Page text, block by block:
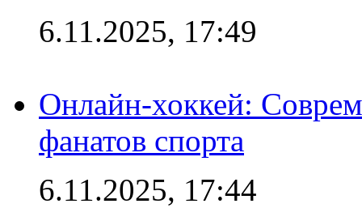
6.11.2025, 17:49
Онлайн-хоккей:
фанатов спорта
6.11.2025, 17:44